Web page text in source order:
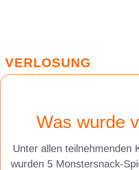
VERLOSUNG
Was wurde
Unter allen teilnehmenden
wurden 5 Monstersnack-